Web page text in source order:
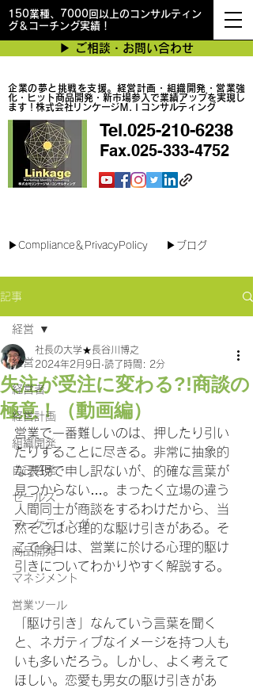
150業種、7000回以上のコンサルティン
グ＆コーチング実績！
企業の夢と挑戦を支援。経営計画・組織開発・営業強
化・ヒット商品開発・新市場参入で業績アップを実現し
ます！株式会社リンケージＭ.Ｉコンサルティング
▶︎ ご相談・お問い合わせ
Tel.025-210-6238
Fax.025-333-4752
▶︎Compliance＆PrivacyPolicy ▶︎ブログ
記事
経営
経営者
経営計画
組織開発
自己啓発
セールス
マーケティング
商品開発
マネジメント
営業ツール
経営
失注が受注に変わる?!商談の
極意！（動画編）
社長の大学★長谷川博之
2024年2月9日 読了時間: 2分
営業で一番難しいのは、押したり引い
たりすることに尽きる。非常に抽象的
な表現で申し訳ないが、的確な言葉が
見つからない…。まったく立場の違う
人間同士が商談をするわけだから、当
然そこは心理的な駆け引きがある。そ
こで今日は、営業に於ける心理的駆け
引きについてわかりやすく解説する。
「駆け引き」なんていう言葉を聞く
と、ネガティブなイメージを持つ人も
いも多いだろう。しかし、よく考えて
ほしい。恋愛も男女の駆け引きがあ